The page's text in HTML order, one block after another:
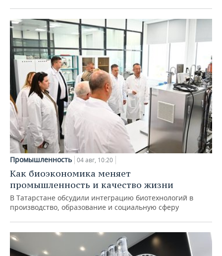
Промышленность 04 авг, 10:20
Как биоэкономика меняет
промышленность и качество жизни
В Татарстане обсудили интеграцию биотехнологий в
производство, образование и социальную сферу